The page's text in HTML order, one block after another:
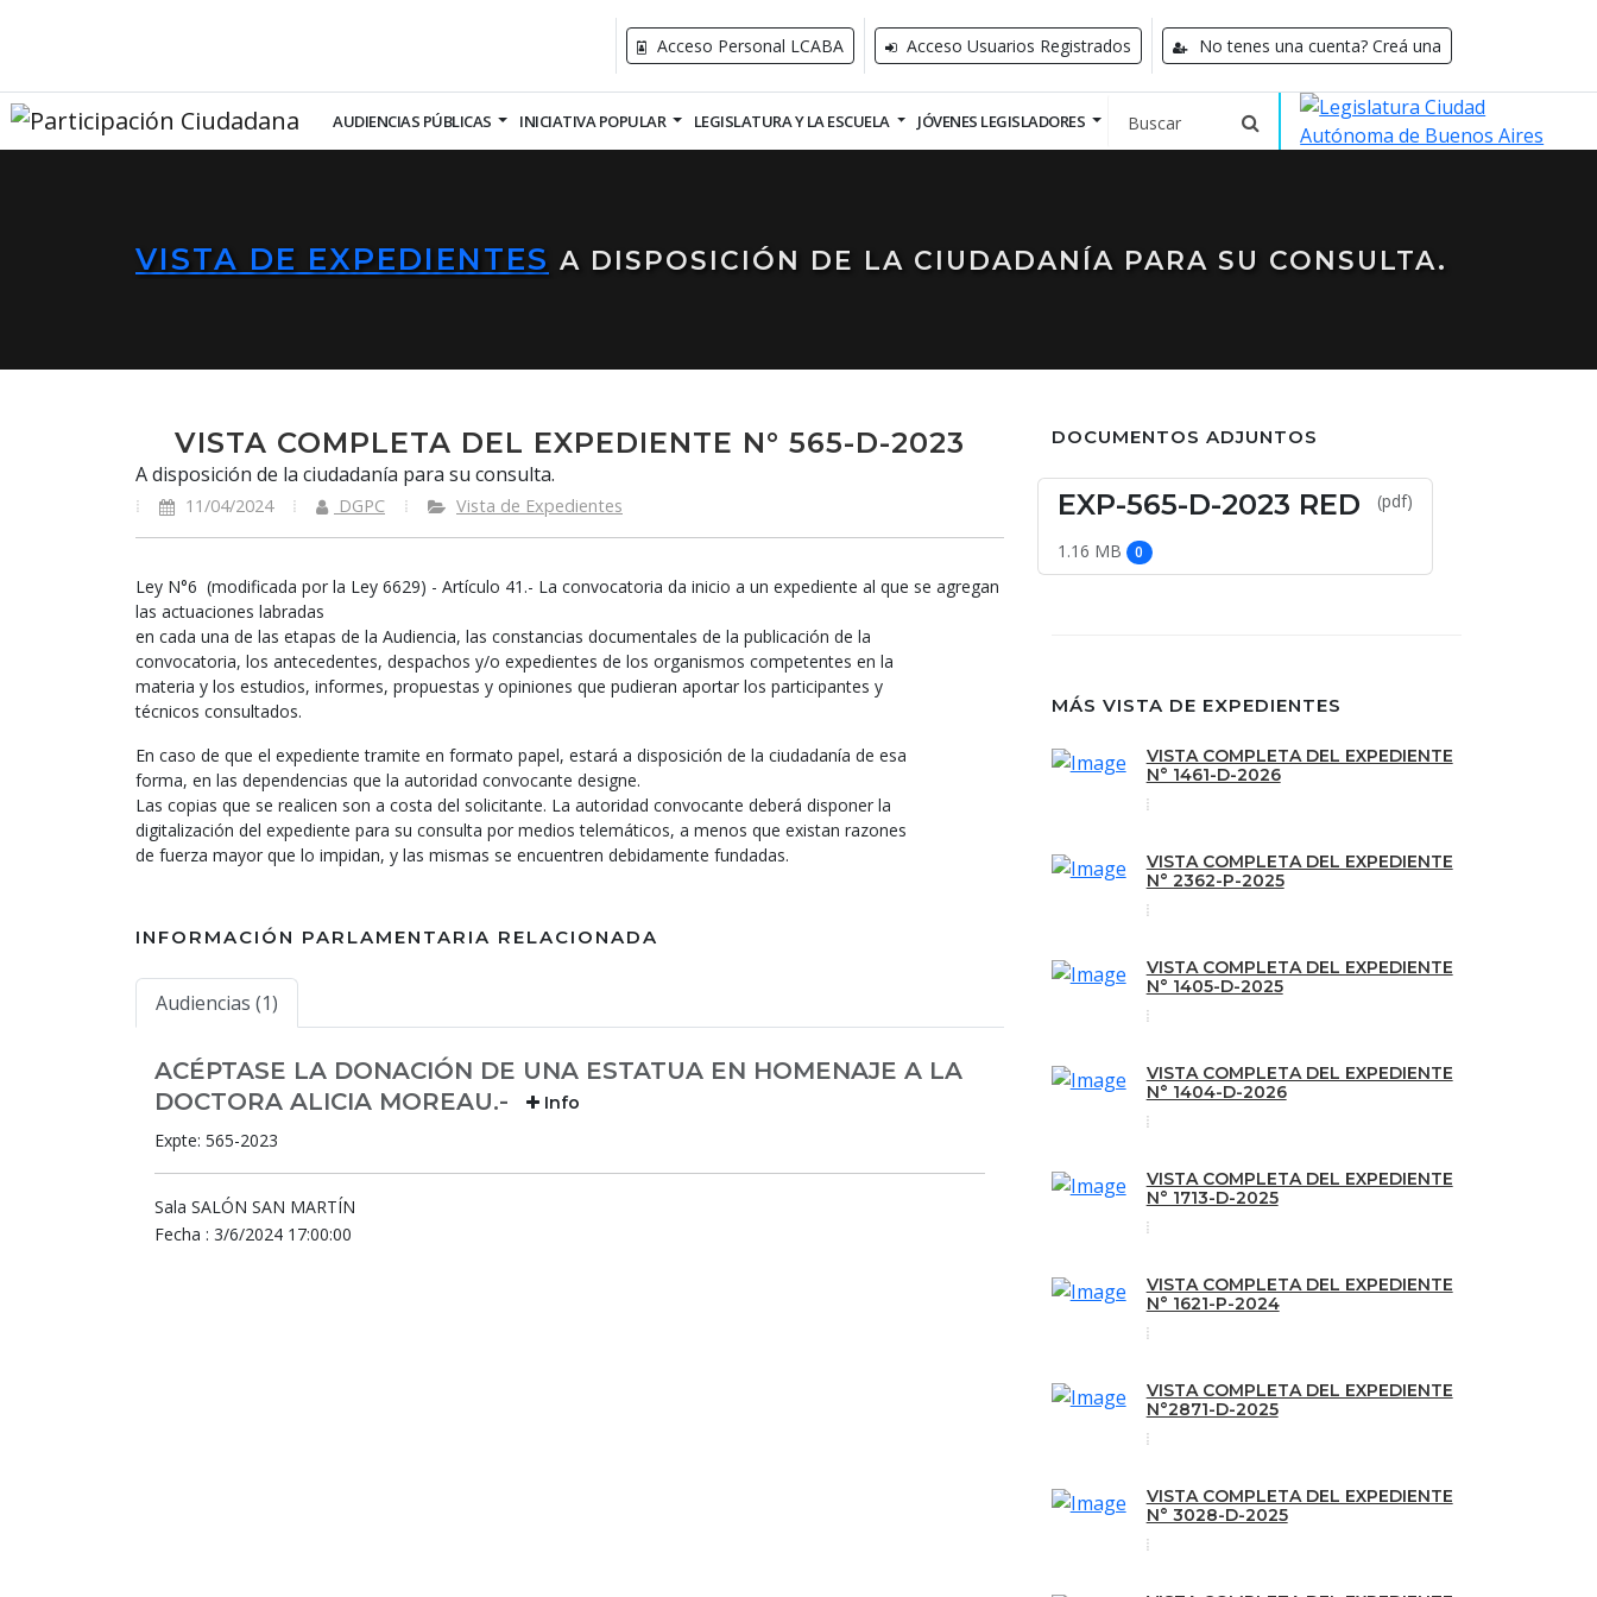
Acceso Personal LCABA Acceso Usuarios Registrados No tenes una cuenta? Creá una
AUDIENCIAS PÚBLICAS INICIATIVA POPULAR LEGISLATURA Y LA ESCUELA JÓVENES LEGISLADORES
VISTA DE EXPEDIENTES A DISPOSICIÓN DE LA CIUDADANÍA PARA SU CONSULTA.
VISTA COMPLETA DEL EXPEDIENTE N° 565-D-2023
A disposición de la ciudadanía para su consulta.
11/04/2024 DGPC Vista de Expedientes
Ley N°6 (modificada por la Ley 6629) - Artículo 41.- La convocatoria da inicio a un expediente al que se agregan
las actuaciones labradas
en cada una de las etapas de la Audiencia, las constancias documentales de la publicación de la
convocatoria, los antecedentes, despachos y/o expedientes de los organismos competentes en la
materia y los estudios, informes, propuestas y opiniones que pudieran aportar los participantes y
técnicos consultados.
En caso de que el expediente tramite en formato papel, estará a disposición de la ciudadanía de esa
forma, en las dependencias que la autoridad convocante designe.
Las copias que se realicen son a costa del solicitante. La autoridad convocante deberá disponer la
digitalización del expediente para su consulta por medios telemáticos, a menos que existan razones
de fuerza mayor que lo impidan, y las mismas se encuentren debidamente fundadas.
INFORMACIÓN PARLAMENTARIA RELACIONADA
Audiencias (1)
ACÉPTASE LA DONACIÓN DE UNA ESTATUA EN HOMENAJE A LA
DOCTORA ALICIA MOREAU.-
Info
Expte: 565-2023
Sala SALÓN SAN MARTÍN
Fecha : 3/6/2024 17:00:00
DOCUMENTOS ADJUNTOS
EXP-565-D-2023 RED (pdf)
1.16 MB 0
MÁS VISTA DE EXPEDIENTES
VISTA COMPLETA DEL EXPEDIENTE
N° 1461-D-2026
VISTA COMPLETA DEL EXPEDIENTE
N° 2362-P-2025
VISTA COMPLETA DEL EXPEDIENTE
N° 1405-D-2025
VISTA COMPLETA DEL EXPEDIENTE
N° 1404-D-2026
VISTA COMPLETA DEL EXPEDIENTE
N° 1713-D-2025
VISTA COMPLETA DEL EXPEDIENTE
N° 1621-P-2024
VISTA COMPLETA DEL EXPEDIENTE
N°2871-D-2025
VISTA COMPLETA DEL EXPEDIENTE
N° 3028-D-2025